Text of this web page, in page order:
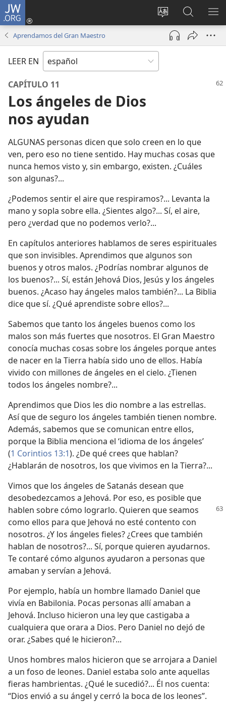
JW.ORG
Cambiar
idioma
del sitio
Iniciar
sesión
(abre
nueva
en
jw.org
Aprendamos del Gran Maestro
LEER EN
CAPÍTULO 11
Los ángeles de Dios
nos ayudan
ALGUNAS personas dicen que solo creen en lo que
ven, pero eso no tiene sentido. Hay muchas cosas que
nunca hemos visto y, sin embargo, existen. ¿Cuáles
son algunas?...
¿Podemos sentir el aire que respiramos?... Levanta la
mano y sopla sobre ella. ¿Sientes algo?... Sí, el aire,
pero ¿verdad que no podemos verlo?...
En capítulos anteriores hablamos de seres espirituales
que son invisibles. Aprendimos que algunos son
buenos y otros malos. ¿Podrías nombrar algunos de
los buenos?... Sí, están Jehová Dios, Jesús y los ángeles
buenos. ¿Acaso hay ángeles malos también?... La Biblia
dice que sí. ¿Qué aprendiste sobre ellos?...
Sabemos que tanto los ángeles buenos como los
malos son más fuertes que nosotros. El Gran Maestro
conocía muchas cosas sobre los ángeles porque antes
de nacer en la Tierra había sido uno de ellos. Había
vivido con millones de ángeles en el cielo. ¿Tienen
todos los ángeles nombre?...
Aprendimos que Dios les dio nombre a las estrellas.
Así que de seguro los ángeles también tienen nombre.
Además, sabemos que se comunican entre ellos,
porque la Biblia menciona el ‘idioma de los ángeles’
(1 Corintios 13:1). ¿De qué crees que hablan?
¿Hablarán de nosotros, los que vivimos en la Tierra?...
Vimos que los ángeles de Satanás desean que
desobedezcamos a Jehová. Por eso, es posible que
hablen sobre cómo lograrlo. Quieren que seamos
como ellos para que Jehová no esté contento con
nosotros. ¿Y los ángeles fieles? ¿Crees que también
hablan de nosotros?... Sí, porque quieren ayudarnos.
Te contaré cómo algunos ayudaron a personas que
amaban y servían a Jehová.
Por ejemplo, había un hombre llamado Daniel que
vivía en Babilonia. Pocas personas allí amaban a
Jehová. Incluso hicieron una ley que castigaba a
cualquiera que orara a Dios. Pero Daniel no dejó de
orar. ¿Sabes qué le hicieron?...
Unos hombres malos hicieron que se arrojara a Daniel
a un foso de leones. Daniel estaba solo ante aquellas
fieras hambrientas. ¿Qué le sucedió?... Él nos cuenta:
“Dios envió a su ángel y cerró la boca de los leones”.